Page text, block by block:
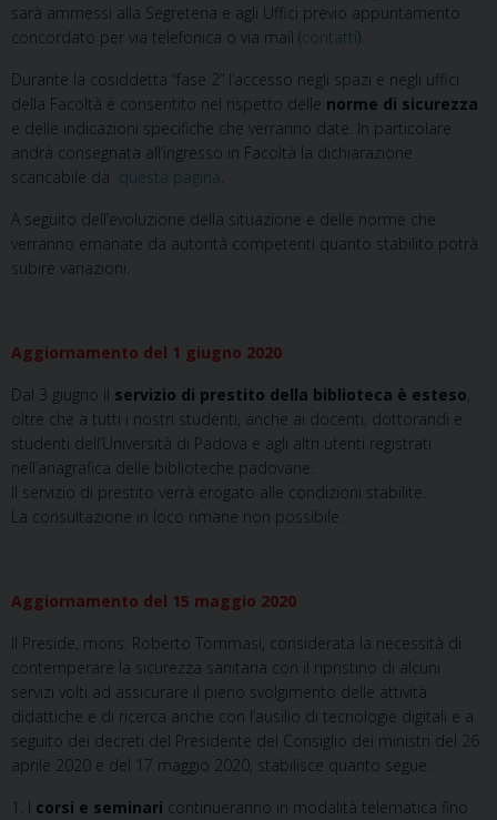
sarà ammessi alla Segreteria e agli Uffici previo appuntamento
concordato per via telefonica o via mail (contatti).
Durante la cosiddetta “fase 2” l’accesso negli spazi e negli uffici
della Facoltà è consentito nel rispetto delle norme di sicurezza
e delle indicazioni specifiche che verranno date. In particolare
andrà consegnata all’ingresso in Facoltà la dichiarazione
scaricabile da questa pagina.
A seguito dell’evoluzione della situazione e delle norme che
verranno emanate da autorità competenti quanto stabilito potrà
subire variazioni.
Aggiornamento del 1 giugno 2020
Dal 3 giugno il servizio di prestito della biblioteca è esteso,
oltre che a tutti i nostri studenti, anche ai docenti, dottorandi e
studenti dell’Università di Padova e agli altri utenti registrati
nell’anagrafica delle biblioteche padovane.
Il servizio di prestito verrà erogato alle condizioni stabilite.
La consultazione in loco rimane non possibile.
Aggiornamento del 15 maggio 2020
Il Preside, mons. Roberto Tommasi, considerata la necessità di
contemperare la sicurezza sanitaria con il ripristino di alcuni
servizi volti ad assicurare il pieno svolgimento delle attività
didattiche e di ricerca anche con l’ausilio di tecnologie digitali e a
seguito dei decreti del Presidente del Consiglio dei ministri del 26
aprile 2020 e del 17 maggio 2020, stabilisce quanto segue.
1. I corsi e seminari continueranno in modalità telematica fino